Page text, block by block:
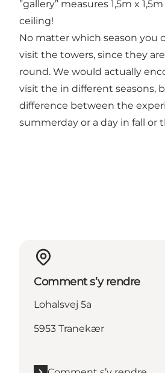
”gallery” measures 1,5m x
ceiling!
No matter which season you
visit the towers, since they
round. We would actually
visit the in different seasons,
difference between the
summerday or a day in fall or
Comment s’y rendre
Lohalsvej 5a
5953 Tranekær